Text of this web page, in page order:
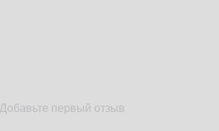
Добавьте первый отзыв